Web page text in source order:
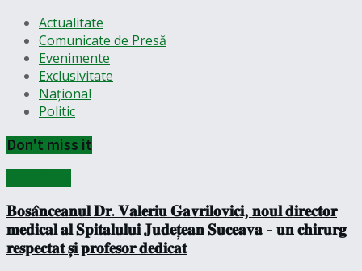
Actualitate
Comunicate de Presă
Evenimente
Exclusivitate
Național
Politic
Don't miss it
𝐁𝐨𝐬𝐚̂𝐧𝐜𝐞𝐚𝐧𝐮𝐥 𝐃𝐫. 𝐕𝐚𝐥𝐞𝐫𝐢𝐮 𝐆𝐚𝐯𝐫𝐢𝐥𝐨𝐯𝐢𝐜𝐢, 𝐧𝐨𝐮𝐥 𝐝𝐢𝐫𝐞𝐜𝐭𝐨𝐫
𝐦𝐞𝐝𝐢𝐜𝐚𝐥 𝐚𝐥 𝐒𝐩𝐢𝐭𝐚𝐥𝐮𝐥𝐮𝐢 𝐉𝐮𝐝𝐞𝐭̦𝐞𝐚𝐧 𝐒𝐮𝐜𝐞𝐚𝐯𝐚 – 𝐮𝐧 𝐜𝐡𝐢𝐫𝐮𝐫𝐠
𝐫𝐞𝐬𝐩𝐞𝐜𝐭𝐚𝐭 𝐬̦𝐢 𝐩𝐫𝐨𝐟𝐞𝐬𝐨𝐫 𝐝𝐞𝐝𝐢𝐜𝐚𝐭